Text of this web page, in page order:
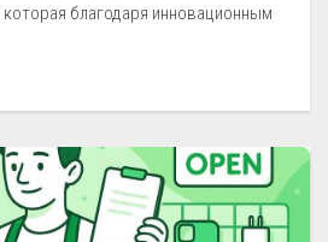
благодаря инновационным